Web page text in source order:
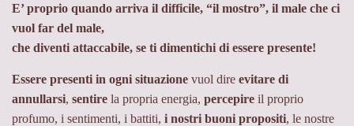
lo
tempo.
E’ proprio quando arriva il difficile, “il mostro”, il male che ci
vuol far del male,
che diventi attaccabile, se ti dimentichi di essere presente!
Essere presenti in ogni situazione vuol dire evitare di
annullarsi, sentire la propria energia, percepire il proprio
profumo, i sentimenti, i battiti, i nostri buoni propositi, le nostre